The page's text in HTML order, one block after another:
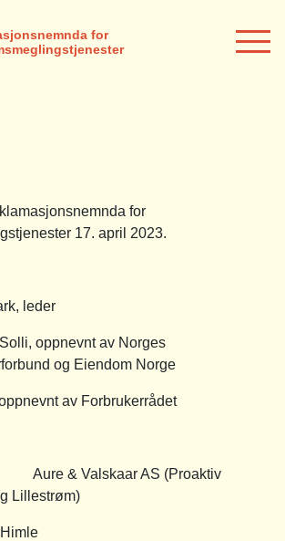
for
for
17. april 2023.
leder
oppnevnt av Norges
og Eiendom Norge
av Forbrukerrådet
& Valskaar AS (Proaktiv
Lillestrøm)